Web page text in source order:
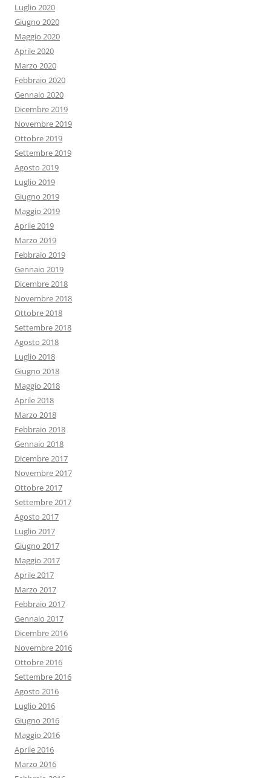
Luglio 2020
Giugno 2020
Maggio 2020
Aprile 2020
Marzo 2020
Febbraio 2020
Gennaio 2020
Dicembre 2019
Novembre 2019
Ottobre 2019
Settembre 2019
Agosto 2019
Luglio 2019
Giugno 2019
Maggio 2019
Aprile 2019
Marzo 2019
Febbraio 2019
Gennaio 2019
Dicembre 2018
Novembre 2018
Ottobre 2018
Settembre 2018
Agosto 2018
Luglio 2018
Giugno 2018
Maggio 2018
Aprile 2018
Marzo 2018
Febbraio 2018
Gennaio 2018
Dicembre 2017
Novembre 2017
Ottobre 2017
Settembre 2017
Agosto 2017
Luglio 2017
Giugno 2017
Maggio 2017
Aprile 2017
Marzo 2017
Febbraio 2017
Gennaio 2017
Dicembre 2016
Novembre 2016
Ottobre 2016
Settembre 2016
Agosto 2016
Luglio 2016
Giugno 2016
Maggio 2016
Aprile 2016
Marzo 2016